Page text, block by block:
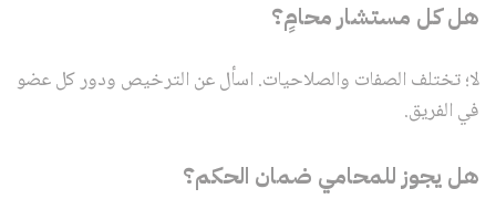
هل كل مستشار محامٍ؟
لا؛ تختلف الصفات والصلاحيات. اسأل عن الترخيص ودور كل عضو
في الفريق.
هل يجوز للمحامي ضمان الحكم؟